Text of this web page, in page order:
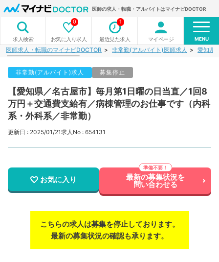
医師の求人・転職・アルバイトはマイナビDOCTOR
求人検索 お気に入り求人
0
最近見た求人
1
マイページ MENU
医師求人・転職のマイナビDOCTOR 非常勤(アルバイト)医師求人 愛知県
非常勤(アルバイト)求人 募集停止
【愛知県／名古屋市】毎月第1日曜の日当直／1回8
万円＋交通費支給有／病棟管理のお仕事です（内科
系・外科系／非常勤）
更新日 : 2025/01/21求人No : 654131
お気に入り 最新の募集状況を
問い合わせる
こちらの求人は募集を停止しております。
最新の募集状況の確認も承ります。